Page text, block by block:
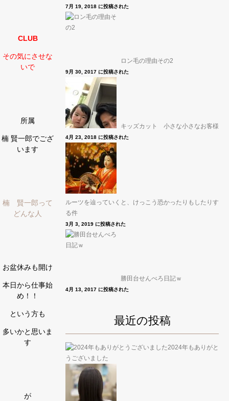
CLUB
その気にさせな
いで
所属
楠 賢一郎でござ
います
楠 賢一郎って
どんな人
お盆休みも開け
本日から仕事始
め！！
という方も
多いかと思いま
す
が
7月 19, 2018 に投稿された
ロン毛の理由その2
9月 30, 2017 に投稿された
キッズカット 小さな小さなお客様
4月 23, 2018 に投稿された
ルーツを辿っていくと、けっこう恐かったりもしたりす
る件
3月 3, 2019 に投稿された
勝田台せんべろ日記ｗ
4月 13, 2017 に投稿された
最近の投稿
2024年もありがと
うございました